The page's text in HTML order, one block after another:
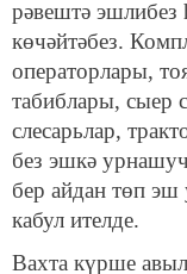
рәвештә эшлибез
көчәйтәбез.
операторлары,
табиблары, сыер
слесарьлар,
без эшкә
бер айдан төп эш
кабул ителде.
Вахта күрше